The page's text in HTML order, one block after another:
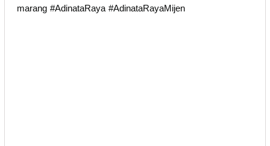
marang #AdinataRaya #AdinataRayaMijen